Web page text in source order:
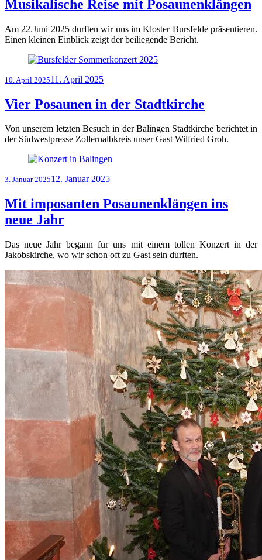
Musikalische Reise mit Posaunenklängen
Am 22.Juni 2025 durften wir uns im Kloster Bursfelde präsentieren.
Einen kleinen Einblick zeigt der beiliegende Bericht.
Veröffentlicht
10. April 202511. April 2025
Vier Posaunen in der Stadtkirche
Von unserem letzten Besuch in der Balingen Stadtkirche berichtet in
der Südwestpresse Zollernalbkreis unser Gast Wilfried Groh.
Veröffentlicht
3. Januar 202512. Januar 2025
Mit imposanten Posaunenklängen ins
neue Jahr
Das neue Jahr begann für uns mit einem tollen Konzert in der
Jakobskirche, wo wir schon oft zu Gast sein durften.